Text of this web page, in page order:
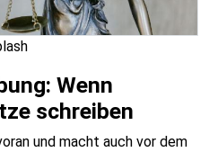
Wenn
schreiben
und macht auch vor dem